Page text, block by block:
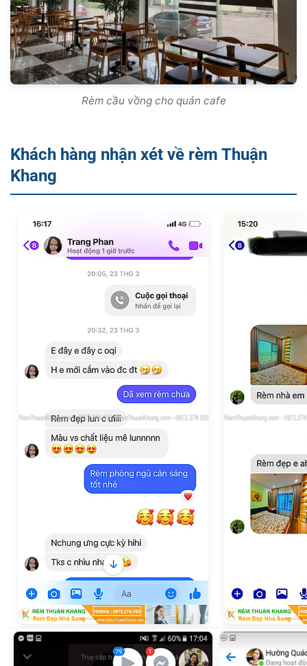
Rèm cầu vồng cho quán cafe
Khách hàng nhận xét về rèm Thuận
Khang